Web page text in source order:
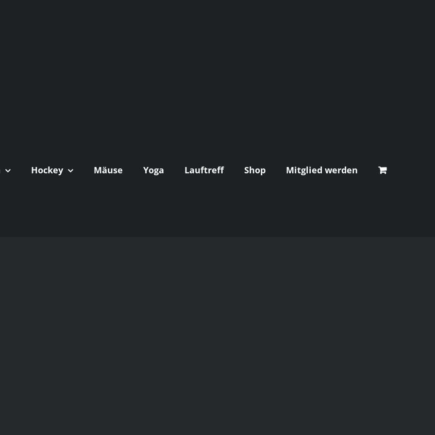
Hockey Mäuse Yoga Lauftreff Shop Mitglied werden